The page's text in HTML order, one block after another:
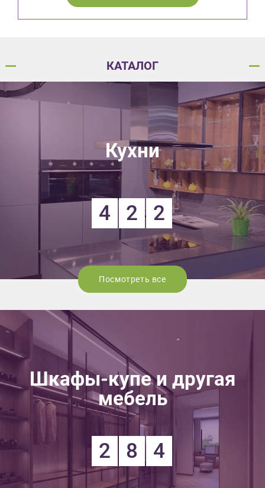
КАТАЛОГ
Кухни
4 2 2
Посмотреть все
Шкафы-купе и другая
мебель
2 8 4